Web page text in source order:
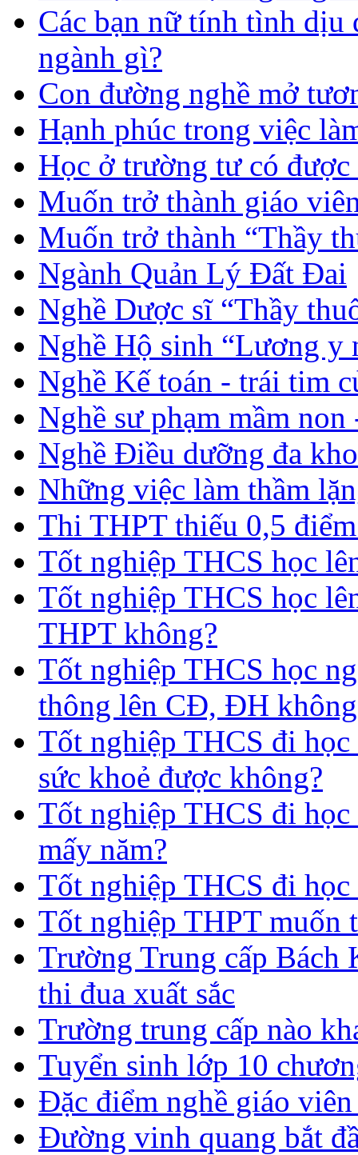
Các bạn nữ tính tình dịu
ngành gì?
Con đường nghề mở
Hạnh phúc trong việc
Học ở trường tư có
Muốn trở thành giáo
Muốn trở thành “Thầy
Ngành Quản Lý Đất Đai
Nghề Dược sĩ “Thầy
Nghề Hộ sinh “Lương y
Nghề Kế toán - trái tim
Nghề sư phạm mầm
Nghề Điều dưỡng đa
Những việc làm thầm
Thi THPT thiếu 0,5
Tốt nghiệp THCS học
Tốt nghiệp THCS học
THPT không?
Tốt nghiệp THCS học
thông lên CĐ, ĐH
Tốt nghiệp THCS đi học
sức khoẻ được không?
Tốt nghiệp THCS đi
mấy năm?
Tốt nghiệp THCS đi
Tốt nghiệp THPT muốn
Trường Trung cấp Bách
thi đua xuất sắc
Trường trung cấp nào
Tuyển sinh lớp 10
Đặc điểm nghề giáo
Đường vinh quang bắt